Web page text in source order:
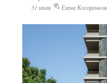
31 июля
Елена